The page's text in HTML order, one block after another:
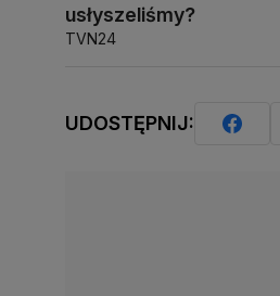
usłyszeliśmy?
TVN24
UDOSTĘPNIJ: